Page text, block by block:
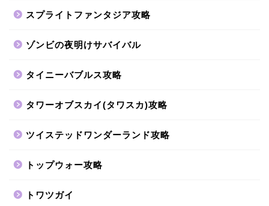
スプライトファンタジア攻略
ゾンビの夜明けサバイバル
タイニーバブルス攻略
タワーオブスカイ(タワスカ)攻略
ツイステッドワンダーランド攻略
トップウォー攻略
トワツガイ